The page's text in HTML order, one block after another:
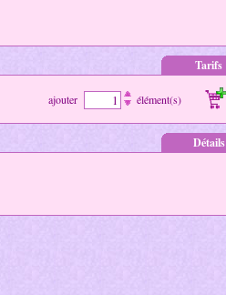
Tarifs
ajouter élément(s)
Détails